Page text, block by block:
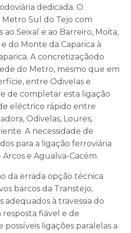
dedicada. O
Sul do Tejo com
ao Seixal e ao Barreiro, Moita,
do Monte da Caparica à
A concretizaçãodo
do Metro, mesmo que em
entre Odivelas e
de completar esta ligação
eléctrico rápido entre
Odivelas, Loures,
A necessidade de
para a ligação ferroviária
e Agualva-Cacém.
da errada opção técnica
barcos da Transtejo,
adequados à travessia do
fiável e de
ligações paralelas a